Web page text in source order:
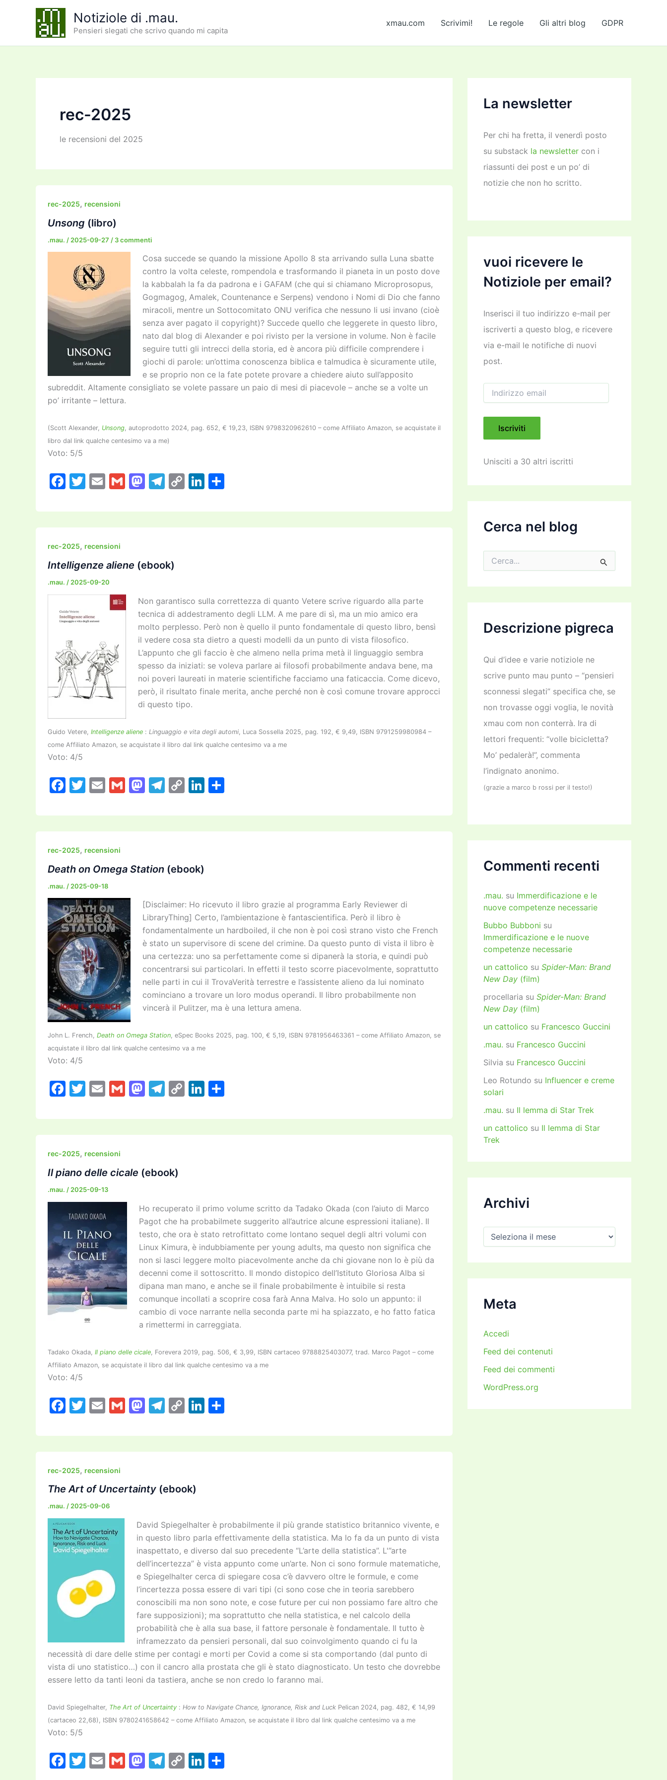
Notiziole di .mau.
Pensieri slegati che scrivo quando mi capita
xmau.com Scrivimi! Le regole Gli altri blog GDPR
rec-2025
le recensioni del 2025
rec-2025, recensioni
Unsong (libro)
.mau. / 2025-09-27 / 3 commenti
Cosa succede se quando la missione Apollo 8 sta arrivando sulla Luna sbatte
contro la volta celeste, rompendola e trasformando il pianeta in un posto dove
la kabbalah la fa da padrona e i GAFAM (che qui si chiamano Microprosopus,
Gogmagog, Amalek, Countenance e Serpens) vendono i Nomi di Dio che fanno
miracoli, mentre un Sottocomitato ONU verifica che nessuno li usi invano (cioè
senza aver pagato il copyright)? Succede quello che leggerete in questo libro,
nato dal blog di Alexander e poi rivisto per la versione in volume. Non è facile
seguire tutti gli intrecci della storia, ed è ancora più difficile comprendere i
giochi di parole: un’ottima conoscenza biblica e talmudica è sicuramente utile,
e se proprio non ce la fate potete provare a chiedere aiuto sull’apposito
subreddit. Altamente consigliato se volete passare un paio di mesi di piacevole – anche se a volte un
po’ irritante – lettura.
(Scott Alexander, Unsong, autoprodotto 2024, pag. 652, € 19,23, ISBN 9798320962610 – come Affiliato Amazon, se acquistate il
libro dal link qualche centesimo va a me)
Voto: 5/5
F
c
e
b
o
o
k
T
itt
er
E
ai
l
G
ai
l
M
st
o
o
T
e
gr
m
C
p
y
Li
k
e
n
di
rec-2025, recensioni
Intelligenze aliene (ebook)
.mau. / 2025-09-20
Non garantisco sulla correttezza di quanto Vetere scrive riguardo alla parte
tecnica di addestramento degli LLM. A me pare di sì, ma un mio amico era
molto perplesso. Però non è quello il punto fondamentale di questo libro, bensì
il vedere cosa sta dietro a questi modelli da un punto di vista filosofico.
L’appunto che gli faccio è che almeno nella prima metà il linguaggio sembra
spesso da iniziati: se voleva parlare ai filosofi probabilmente andava bene, ma
noi poveri laureati in materie scientifiche facciamo una faticaccia. Come dicevo,
però, il risultato finale merita, anche perché non è così comune trovare approcci
di questo tipo.
Guido Vetere, Intelligenze aliene : Linguaggio e vita degli automi , Luca Sossella 2025, pag. 192, € 9,49, ISBN 9791259980984 –
come Affiliato Amazon, se acquistate il libro dal link qualche centesimo va a me
Voto: 4/5
F
c
e
b
o
o
k
T
itt
er
E
ai
l
G
ai
l
M
st
o
o
T
e
gr
m
C
p
y
n
Li
k
e
n
di
rec-2025, recensioni
Death on Omega Station (ebook)
.mau. / 2025-09-18
[Disclaimer: Ho ricevuto il libro grazie al programma Early Reviewer di
LibraryThing] Certo, l’ambientazione è fantascientifica. Però il libro è
fondamentalmente un hardboiled, il che non è poi così strano visto che French
è stato un supervisore di scene del crimine. Da questo punto di vista il libro è
una certezza: uno sa perfettamente come si dipanerà la storia, e quindi può
concentrarsi sui particolari. In effetti il testo scorre piacevolmente, soprattutto
nelle parti in cui il TrovaVerità terrestre e l’assistente alieno da lui nominato
cominciano a trovare un loro modus operandi. Il libro probabilmente non
vincerà il Pulitzer, ma è una lettura amena.
John L. French, Death on Omega Station, eSpec Books 2025, pag. 100, € 5,19, ISBN 9781956463361 – come Affiliato Amazon, se
acquistate il libro dal link qualche centesimo va a me
Voto: 4/5
F
c
e
b
o
o
k
T
itt
er
E
ai
l
G
ai
l
M
st
o
o
T
e
gr
m
C
p
y
Li
k
e
n
di
rec-2025, recensioni
Il piano delle cicale (ebook)
.mau. / 2025-09-13
Ho recuperato il primo volume scritto da Tadako Okada (con l’aiuto di Marco
Pagot che ha probabilmete suggerito all’autrice alcune espressioni italiane). Il
testo, che ora è stato retrofittato come lontano sequel degli altri volumi con
Linux Kimura, è indubbiamente per young adults, ma questo non significa che
non si lasci leggere molto piacevolmente anche da chi giovane non lo è più da
decenni come il sottoscritto. Il mondo distopico dell’Istituto Gloriosa Alba si
dipana man mano, e anche se il finale probabilmente è intuibile si resta
comunque incollati a scoprire cosa farà Anna Malva. Ho solo un appunto: il
cambio di voce narrante nella seconda parte mi ha spiazzato, e ho fatto fatica
a rimettermi in carreggiata.
Tadako Okada, Il piano delle cicale , Forevera 2019, pag. 506, € 3,99, ISBN cartaceo 9788825403077, trad. Marco Pagot – come
Affiliato Amazon, se acquistate il libro dal link qualche centesimo va a me
Voto: 4/5
F
c
e
b
o
o
k
T
itt
er
E
ai
l
G
ai
l
M
st
o
o
n
T
e
gr
m
C
p
y
n
Li
k
e
n
di
rec-2025, recensioni
The Art of Uncertainty (ebook)
.mau. /2025-09-06
David Spiegelhalter è probabilmente il più grande statistico britannico vivente, e
in questo libro parla effettivamente della statistica. Ma lo fa da un punto di vista
inaspettato, e diverso dal suo precedente “L’arte della statistica”. L'”arte
dell’incertezza” è vista appunto come un’arte. Non ci sono formule matematiche,
e Spiegelhalter cerca di spiegare cosa c’è davvero oltre le formule, e come
l’incertezza possa essere di vari tipi (ci sono cose che in teoria sarebbero
conoscibili ma non sono note, e cose future per cui non possiamo fare altro che
fare supposizioni); ma soprattutto che nella statistica, e nel calcolo della
probabilità che è alla sua base, il fattore personale è fondamentale. Il tutto è
inframezzato da pensieri personali, dal suo coinvolgimento quando ci fu la
necessità di dare delle stime per contagi e morti per Covid a come si sta comportando (dal punto di
vista di uno statistico…) con il cancro alla prostata che gli è stato diagnosticato. Un testo che dovrebbe
essere letto da tanti leoni da tastiera, anche se non credo lo faranno mai.
David Spiegelhalter, The Art of Uncertainty : How to Navigate Chance, Ignorance, Risk and Luck Pelican 2024, pag. 482, € 14,99
(cartaceo 22,68), ISBN 9780241658642 – come Affiliato Amazon, se acquistate il libro dal link qualche centesimo va a me
Voto: 5/5
F
T
E
G
M T
C
Li
La newsletter
Per chi ha fretta, il venerdì posto
su substack la newsletter con i
riassunti dei post e un po’ di
notizie che non ho scritto.
vuoi ricevere le
Notiziole per email?
Inserisci il tuo indirizzo e-mail per
iscriverti a questo blog, e ricevere
via e-mail le notifiche di nuovi
post.
i
i
z
o
m
Iscriviti
Unisciti a 30 altri iscritti
Cerca nel blog
c
:
Descrizione pigreca
Qui d’idee e varie notiziole ne
scrive punto mau punto – “pensieri
sconnessi slegati” specifica che, se
non trovasse oggi voglia, le novità
xmau com non conterrà. Ira di
lettori frequenti: “volle bicicletta?
Mo’ pedalerà!”, commenta
l’indignato anonimo.
(grazie a marco b rossi per il testo!)
Commenti recenti
.mau. su Immerdificazione e le
nuove competenze necessarie
Bubbo Bubboni su
Immerdificazione e le nuove
competenze necessarie
un cattolico su Spider-Man: Brand
New Day (film)
procellaria su Spider-Man: Brand
New Day (film)
un cattolico su Francesco Guccini
.mau. su Francesco Guccini
Silvia su Francesco Guccini
Leo Rotundo su Influencer e creme
solari
.mau. su Il lemma di Star Trek
un cattolico su Il lemma di Star
Trek
Archivi
h
v
Meta
Accedi
Feed dei contenuti
Feed dei commenti
WordPress.org